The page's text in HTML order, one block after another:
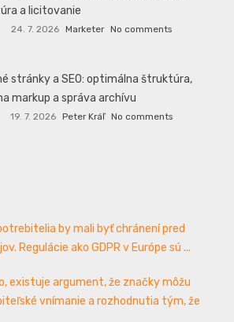
a licitovanie
24. 7. 2026 Marketer No comments
stránky a SEO: optimálna štruktúra,
markup a správa archívu
19. 7. 2026 Peter Kráľ No comments
by mali byť chránení pred
Regulácie ako GDPR v Európe sú ...
existuje argument, že značky môžu
vnímanie a rozhodnutia tým, že